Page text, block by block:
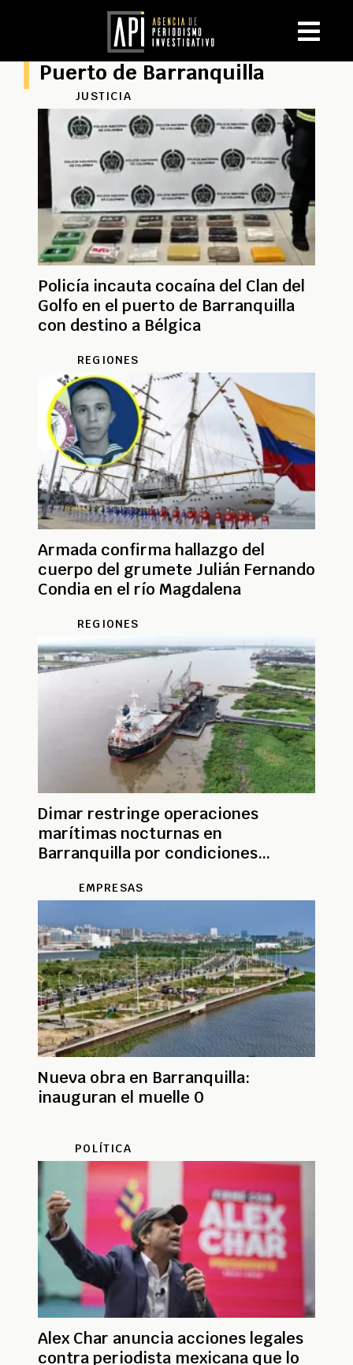
Puerto de Barranquilla
JUSTICIA
Policía incauta cocaína del Clan del
Golfo en el puerto de Barranquilla
con destino a Bélgica
REGIONES
Armada confirma hallazgo del
cuerpo del grumete Julián Fernando
Condia en el río Magdalena
REGIONES
Dimar restringe operaciones
marítimas nocturnas en
Barranquilla por condiciones
EMPRESAS
Nueva obra en Barranquilla:
inauguran el muelle 0
POLÍTICA
Alex Char anuncia acciones legales
contra periodista mexicana que lo